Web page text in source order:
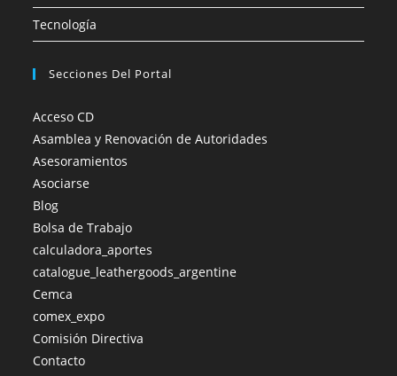
Tecnología
Secciones Del Portal
Acceso CD
Asamblea y Renovación de Autoridades
Asesoramientos
Asociarse
Blog
Bolsa de Trabajo
calculadora_aportes
catalogue_leathergoods_argentine
Cemca
comex_expo
Comisión Directiva
Contacto